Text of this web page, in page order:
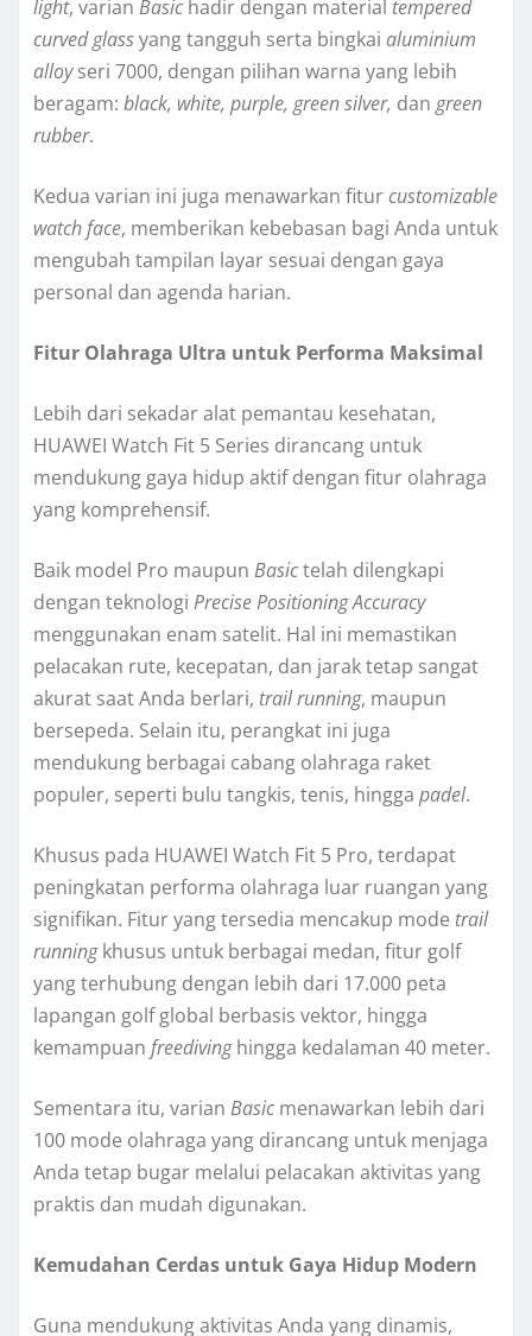
light, varian Basichadir dengan material tempered
curved glassyang tangguh serta bingkai aluminium
alloyseri 7000, dengan pilihan warna yang lebih
beragam: black, white, purple, green silver, dan green
rubber.
Kedua varian ini juga menawarkan fiturcustomizable
watch face, memberikan kebebasan bagi Anda untuk
mengubah tampilan layar sesuai dengan gaya
personal dan agenda harian.
Fitur Olahraga Ultra untuk Performa Maksimal
Lebih dari sekadar alat pemantau kesehatan,
HUAWEI Watch Fit 5 Series dirancang untuk
mendukung gaya hidup aktif dengan fitur olahraga
yang komprehensif.
Baik model Pro maupun Basictelah dilengkapi
dengan teknologi Precise Positioning Accuracy
menggunakan enam satelit. Hal ini memastikan
pelacakan rute, kecepatan, dan jarak tetap sangat
akurat saat Anda berlari, trail running, maupun
bersepeda. Selain itu, perangkat ini juga
mendukung berbagai cabang olahraga raket
populer, seperti bulu tangkis, tenis, hingga padel.
Khusus pada HUAWEI Watch Fit 5 Pro, terdapat
peningkatan performa olahraga luar ruangan yang
signifikan. Fitur yang tersedia mencakup mode trail
runningkhusus untuk berbagai medan, fitur golf
yang terhubung dengan lebih dari 17.000 peta
lapangan golf global berbasis vektor, hingga
kemampuan freedivinghingga kedalaman 40 meter.
Sementara itu, varian Basicmenawarkan lebih dari
100 mode olahraga yang dirancang untuk menjaga
Anda tetap bugar melalui pelacakan aktivitas yang
praktis dan mudah digunakan.
Kemudahan Cerdas untuk Gaya Hidup Modern
Guna mendukung aktivitas Anda yang dinamis,